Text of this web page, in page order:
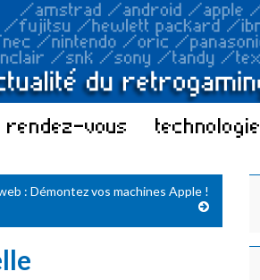
rendez-vous technologie
: Démontez vos machines Apple !